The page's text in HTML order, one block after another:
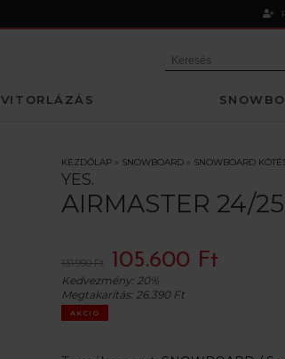
VITORLÁZÁS
KEZDŐLAP» SNOWBOARD» SNOWBOARD
YES.
AIRMASTER 24/25
131.990 Ft 105.600 Ft
Kedvezmény: 20%
Megtakarítás: 26.390 Ft
AKCIÓ